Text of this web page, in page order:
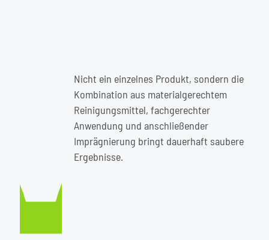
Nicht ein einzelnes Produkt, sondern die
Kombination aus materialgerechtem
Reinigungsmittel, fachgerechter
Anwendung und anschließender
Imprägnierung bringt dauerhaft saubere
Ergebnisse.